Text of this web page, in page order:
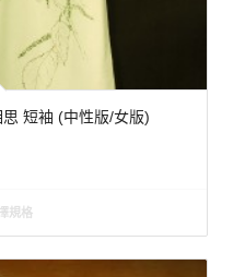
短袖 (中性版/女版)
規格